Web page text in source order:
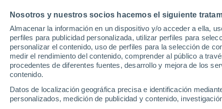
Nosotros y nuestros socios hacemos el siguiente
Almacenar la información en un dispositivo y/o acceder a ella,
perfiles para publicidad personalizada, utilizar perfiles para
personalizar el contenido, uso de perfiles para la selección de
medir el rendimiento del contenido, comprender al público a
procedentes de diferentes fuentes, desarrollo y mejora de los
contenido.
Datos de localización geográfica precisa e identificación
personalizados, medición de publicidad y contenido,
Avalancha masiva en el
Nepal
La enorme masa de nieve, hielo y rocas se precipitó
visible desde varios kilómetros.